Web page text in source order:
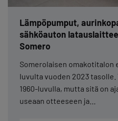
Lämpöpumput,
sähköauton
Somero
Somerolaisen omakotitalon
luvulta vuoden 2023
1960-luvulla, mutta sitä on
useaan otteeseen ja…